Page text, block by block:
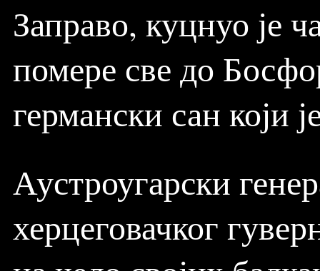
Заправо, куцнуо је
помере све до
германски сан који
Аустроугарски
херцеговачког